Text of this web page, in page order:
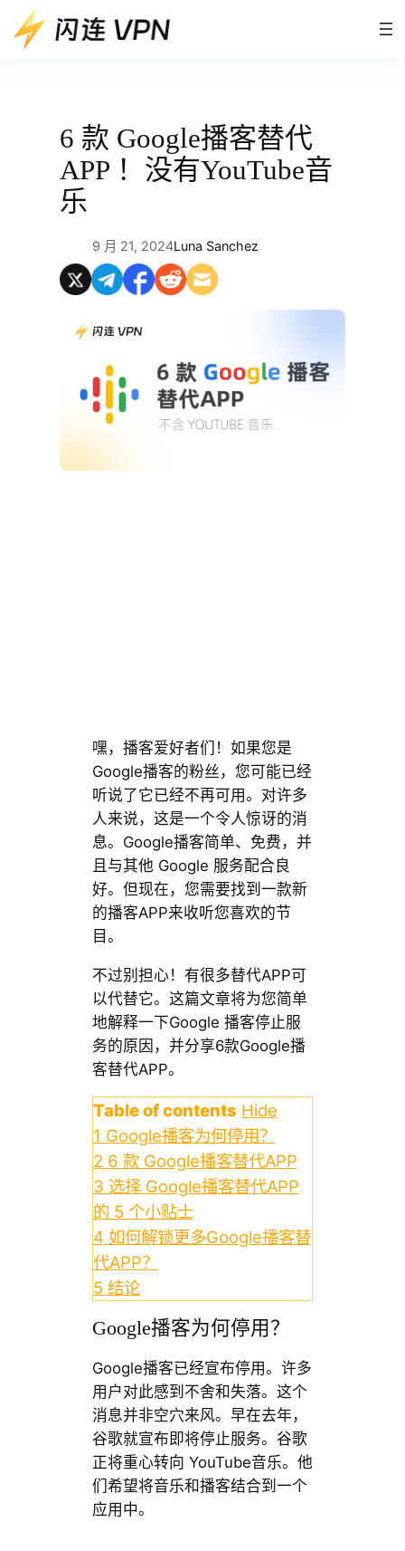
至
6 款 Google播客替代
APP ！没有YouTube音
乐
9 月 21, 2024Luna Sanchez
嘿，播客爱好者们！如果您是
Google播客的粉丝，您可能已经
听说了它已经不再可用。对许多
人来说，这是一个令人惊讶的消
息。Google播客简单、免费，并
且与其他 Google 服务配合良
好。但现在，您需要找到一款新
的播客APP来收听您喜欢的节
目。
不过别担心！有很多替代APP可
以代替它。这篇文章将为您简单
地解释一下Google 播客停止服
务的原因，并分享6款Google播
客替代APP。
Table of contents Hide
1 Google播客为何停用？
2 6 款 Google播客替代APP
3 选择 Google播客替代APP
的 5 个小贴士
4 如何解锁更多Google播客替
代APP？
5 结论
Google播客为何停用？
Google播客已经宣布停用。许多
用户对此感到不舍和失落。这个
消息并非空穴来风。早在去年，
谷歌就宣布即将停止服务。谷歌
正将重心转向 YouTube音乐。他
们希望将音乐和播客结合到一个
应用中。